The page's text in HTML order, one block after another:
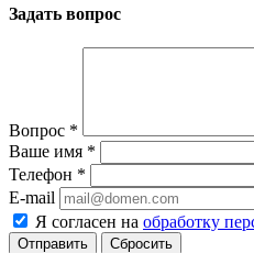
Задать вопрос
Вопрос *
Ваше имя *
Телефон *
E-mail
Я согласен на обработку
Сбросить